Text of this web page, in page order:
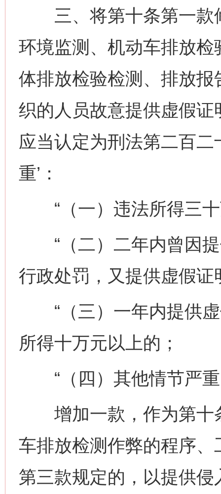
三、将第十条第一款
环境监测、机动车排放
体排放检验检测、排放
织的人员故意提供虚假
应当认定为刑法第二百二
重’：
“（一）违法所得三十
“（二）二年内曾因提
行政处罚，又提供虚假证
“（三）一年内提供虚
所得十万元以上的；
“（四）其他情节严重
增加一款，作为第十
车排放检测作弊的程序
第三款规定的，以提供